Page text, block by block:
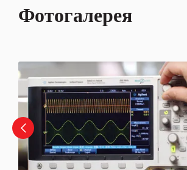
Фотогалерея